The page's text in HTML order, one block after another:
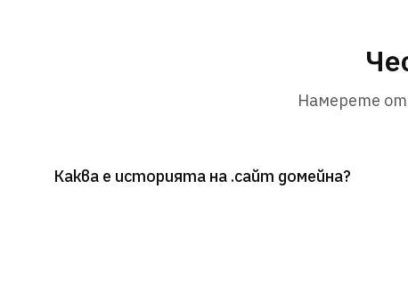
Намерете
Каква е историята на .сайт домейна?